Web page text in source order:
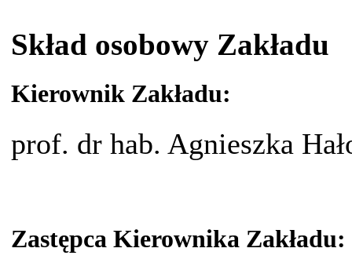
Skład osobowy Zakładu
Kierownik Zakładu:
prof. dr hab. Agnieszka
Zastępca Kierownika Zakładu: